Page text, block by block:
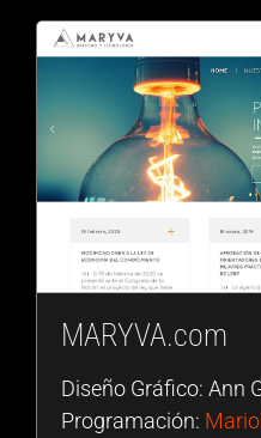
MARYVA.com
Diseño Gráfico: Ann
Programación: